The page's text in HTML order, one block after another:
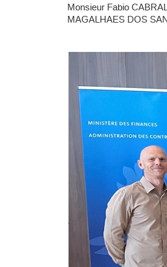
Monsieur Fabio
MAGALHAES DOS